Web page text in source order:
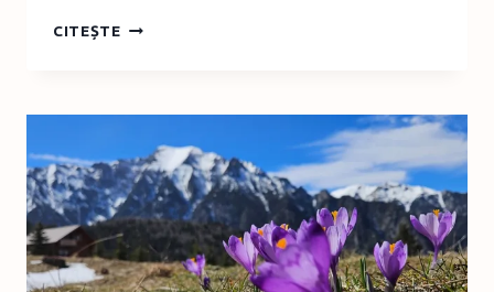
CITEȘTETURIST
DE
LA
CABANA
CARAIMAN